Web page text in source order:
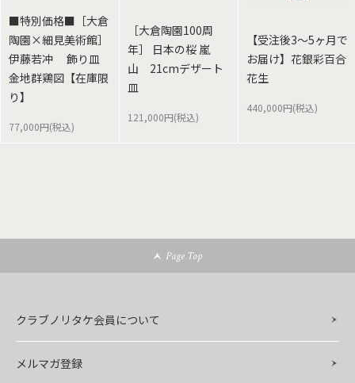
■特別価格■［大倉
陶園×細見美術館］
伊藤若冲 飾り皿
金地群鶏図【在庫限
り】
77,000円(税込)
［大倉陶園100周
年］ 日本の桜 嵐
山 21cmデザート
皿
121,000円(税込)
【受注後3～5ヶ月で
お届け】花銀彩百合
花生
440,000円(税込)
Page Top
クラブノリタケ会員について
メルマガ登録